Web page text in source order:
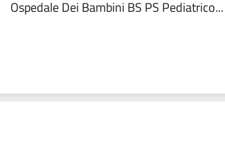
Ospedale Dei Bambini BS PS Pediatrico...